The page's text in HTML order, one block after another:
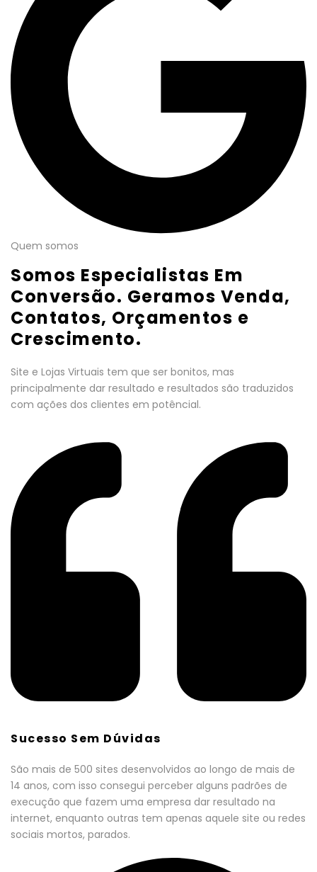
Quem somos
Somos Especialistas Em
Conversão. Geramos Venda,
Contatos, Orçamentos e
Crescimento.
Site e Lojas Virtuais tem que ser bonitos, mas
principalmente dar resultado e resultados são traduzidos
com ações dos clientes em potêncial.
Sucesso Sem Dúvidas
São mais de 500 sites desenvolvidos ao longo de mais de
14 anos, com isso consegui perceber alguns padrões de
execução que fazem uma empresa dar resultado na
internet, enquanto outras tem apenas aquele site ou redes
sociais mortos, parados.